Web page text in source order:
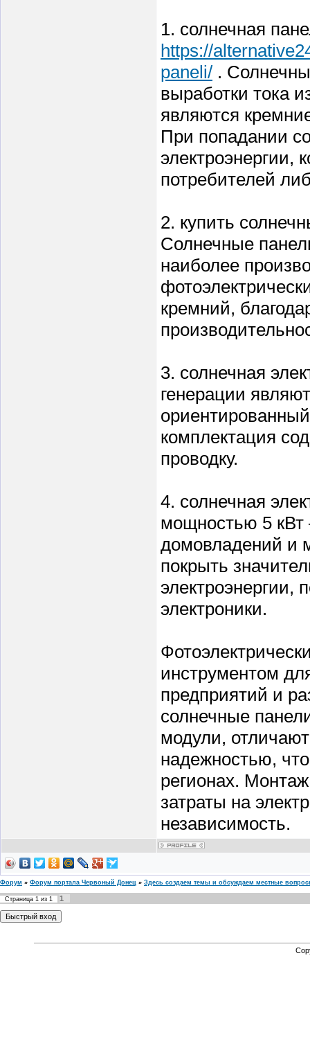
1. солнечная
https://
paneli/ .
выработки тока
являются
При попадании
электроэнергии,
потребителей
2. купить
Солнечные
наиболее
кремний,
3. солнечная
генерации
комплектация
проводку.
4. солнечная
мощностью 5 кВт
домовладений и
покрыть
электроэнергии,
электроники.
инструментом
предприятий и
солнечные
модули,
надежностью,
регионах.
затраты на
независимость.
Форум » Форум портала Червоный Донец » Здесь создаем темы и обсуждаем местные
Страница 1 из 1 1